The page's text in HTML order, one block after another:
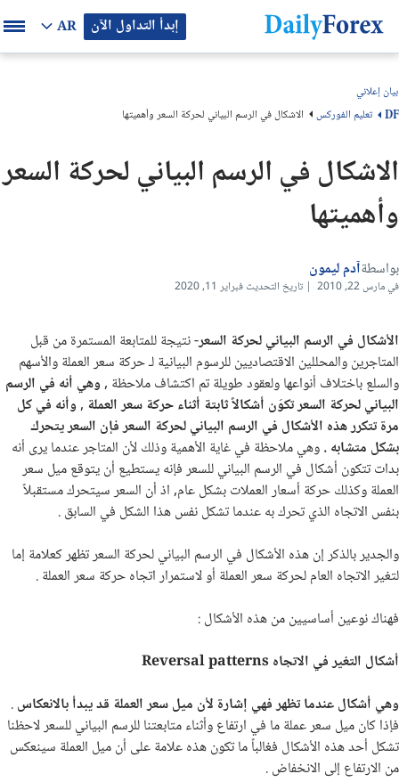
إبدأ التداول الآن AR
محتوى الصفحة
DF تعليم الفوركس الاشكال في الرسم البياني لحركة السعر وأهميتها
بيان إعلاني
الاشكال في الرسم البياني لحركة السعر
وأهميتها
بواسطةآدم ليمون
في مارس 22, 2010 | تاريخ التحديث فبراير 11, 2020
الأشكال في الرسم البياني لحركة السعر- نتيجة للمتابعة المستمرة من قبل
المتاجرين والمحللين الاقتصاديين للرسوم البيانية لـ حركة سعر العملة والأسهم
والسلع باختلاف أنواعها ولعقود طويلة تم اكتشاف ملاحظة ,وهي أنه في الرسم
البياني لحركة السعر تكوَن أشكالاً ثابتة أثناء حركة سعر العملة , وأنه في كل
مرة تتكرر هذه الأشكال في الرسم البياني لحركة السعر فإن السعر يتحرك
بشكل متشابه .وهي ملاحظة في غاية الأهمية وذلك لأن المتاجر عندما يرى أنه
بدات تتكون أشكال في الرسم البياني للسعر فإنه يستطيع أن يتوقع ميل سعر
العملة وكذلك حركة أسعار العملات بشكل عام, اذ أن السعر سيتحرك مستقبلاً
بنفس الاتجاه الذي تحرك به عندما تشكل نفس هذا الشكل في السابق .
والجدير بالذكر إن هذه الأشكال في الرسم البياني لحركة السعر تظهر كعلامة إما
لتغير الاتجاه العام لحركة سعر العملة أو لاستمرار اتجاه حركة سعر العملة .
فهناك نوعين أساسيين من هذه الأشكال :
أشكال التغير في الاتجاهReversal patterns
وهي أشكال عندما تظهر فهي إشارة لأن ميل سعر العملة قد يبدأ بالانعكاس.
فإذا كان ميل سعر عملة ما في ارتفاع وأثناء متابعتنا للرسم البياني للسعر لاحظنا
تشكل أحد هذه الأشكال فغالباً ما تكون هذه علامة على أن ميل العملة سينعكس
من الارتفاع إلى الانخفاض .